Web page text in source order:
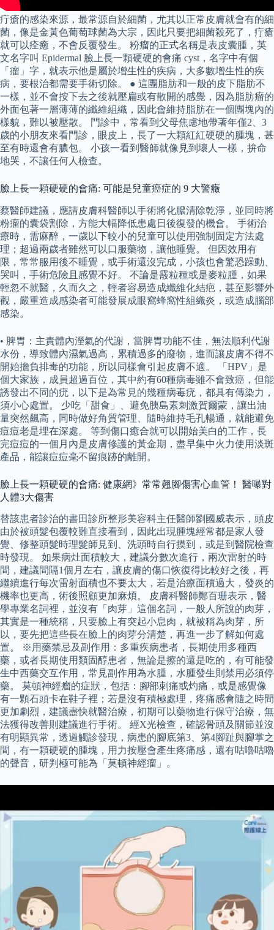
疔瘡的感染來源，最常源自於細菌，尤其以正常皮膚就會有的細
菌，像是金黃色葡萄球菌為大宗，因此只要把細菌殺死了，疔瘡
就可以痊癒，不會反覆發生。 粉瘤的正式名稱是表皮囊腫，英
文名字叫 Epidermal 臉上長一顆硬硬的會痛 cyst，名字中有個
「瘤」字，就表示他是屬於增生性的疾病，大多數增生性的疾
病，要根治都需要手術切除。 ● 這團脂肪和一般的皮下脂肪不
一樣，並不會按下去之後就壓扁或有散開的感覺，因為脂肪瘤的
外面包著一層薄薄的纖維組織，因此會維持脂肪在一個團塊內的
樣貌，難以被壓散。 門診中，常看到父母焦慮地帶著年僅2、3
歲的小朋友來看門診，眼皮上，長了一大顆紅紅硬硬的腫塊，甚
至有時還會有膿包。 小孩一看到醫師就像見到壞人一樣，拚命
地哭，不讓任何人檢查。
臉上長一顆硬硬的會痛: 可能是兒童癌症的 9 大警癥
蔡醫師建議，應請皮膚科醫師以手術將化膿清除乾淨，並同時將
粉瘤的囊袋割除，方能大幅降低患處日後復發的機會。 手術治
療時，需麻醉，一歲以下較小的兒童可以使用強制固定方法處
理；超過兩歲者雖然可以口服藥物，讓他睡覺。 但因效用有
限，常常服用後不睡覺，或手術還沒完成，小孩也會驚恐躁動、
哭叫，手術危險且感覺不好。 不論是霰粒種或是麥粒腫，如果
輕忽不就醫，久而久之，輕者容易造成纖維化結疤，甚至影響外
觀，嚴重造成感染者可能發展成眼窩蜂窩性組織炎，或造成腦部
感染。
• 脾胃：主責體內溼氣的代謝，當脾胃功能不佳，無法順利代謝
水份，導致體內濕氣過高，累積過多的廢物，進而讓皮膚不得不
開始擔負排毒的功能，所以同樣會引起皮膚不適。 「HPV」是
個大家族，成員超過百位，其中約有60種病毒雖不會致癌，但能
誘發出不同的疣，以下是為常見的幾種病毒疣，都具有傳染力，
須小心處置。 少吃「甜食」、避免胰島素刺激賀爾蒙，讓出油
量突然飆高，同時做好角質管理、隨時維持毛孔暢通，就能避免
痘痘老是埋在深處。 等到傷口癒合就可以開始美白的工作，長
完痘痘的一個月內是皮膚修護的黃金期，盡早集中火力使用淡斑
產品，能讓痘痘毫不留痕跡的離開。
臉上長一顆硬硬的會痛: 健康網》常常翹腳傷害心血管！ 醫曝對
人體3大傷害
替該患者診治的書田診所整形美容科主任醫師劉國威表示，頭皮
由於被頭髮包覆較難直接看到，因此出現腫塊經常都是家人發
覺、修整頭髮時理髮師見到、洗頭時自行摸到，或是到醫院檢查
時發現。 如果病灶面積較大，建議分數次進行，兩次雷射的時
間，建議間隔1個月左右，讓皮膚的傷口恢復得比較好之後，再
繼續進行每次雷射面積也不要太大，若是治療面積過大，發炎的
機率也更高，術後照顧更加麻煩。 皮膚科醫師鄭百珊表示，醫
學專業名詞裡，並沒有「肉芽」這個名詞，一般人所說的肉芽，
其實是一種統稱，只要臉上有突起小息肉，就被稱為肉芽，所
以，要先把這些長在臉上的肉芽分清楚，再進一步了解如何處
置。 ※用藥禁忌及副作用：多重疾病患者，長期使用多種西
藥，或者長期使用類固醇患者，無論是擦的還是吃的，有可能發
生中西藥交互作用，常見副作用為水腫，水腫發生則禁用必須停
藥。 莫頓神經瘤的症狀，包括：腳部刺痛或灼痛，或是感覺像
有一顆石頭卡在鞋子裡；若是沒有積極處理，疼痛感會隨之時間
更加劇烈，建議盡快就醫治療，初期可以藥物進行保守治療，無
法獲得改善則建議進行手術。 經X光檢查，確認骨頭及關節並沒
有明顯異常，透過觸診發現，病患的腳底第3、第4腳趾與腳掌之
間，有一顆硬硬的腫塊，用力按壓會產生疼痛感，還有咕嚕咕嚕
的聲音，研判極可能為「莫頓神經瘤」。